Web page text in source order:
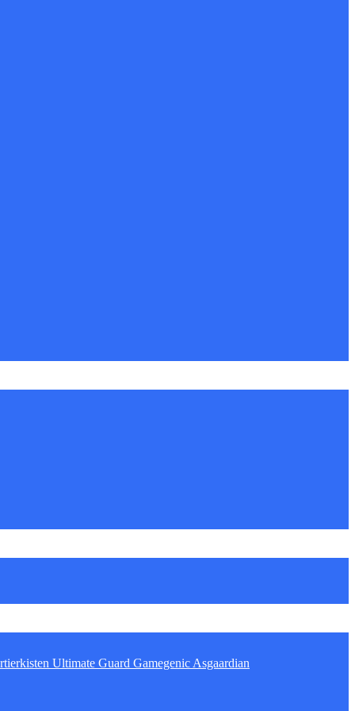
Ultimate Guard Gamegenic Asgaardian